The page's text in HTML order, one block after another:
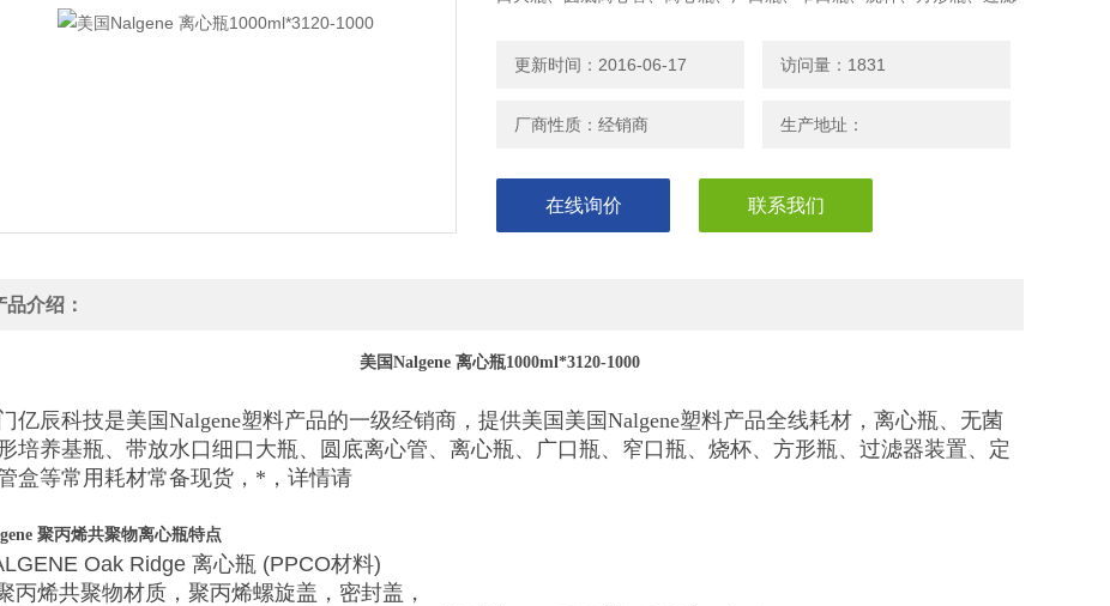
更新时间：2016-06-17 访问量：1831
厂商性质：经销商 生产地址：
在线询价 联系我们
品介绍：
美国Nalgene 离心瓶1000ml*3120-1000
亿辰科技是美国Nalgene塑料产品的一级经销商，提供美国美国Nalgene塑料产品全线耗材，离心瓶、无菌
培养基瓶、带放水口细口大瓶、圆底离心管、离心瓶、广口瓶、窄口瓶、烧杯、方形瓶、过滤器装置、定
盒等常用耗材常备现货，*，详情请
聚丙烯共聚物离心瓶特点
Oak Ridge 离心瓶 (PPCO材料)
丙烯共聚物材质，聚丙烯螺旋盖， 密封盖 ，